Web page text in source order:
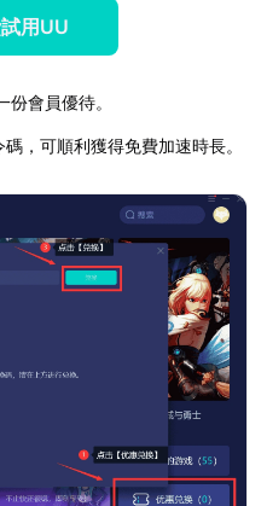
用UU
會員優待。
，可順利獲得免費加速時長。